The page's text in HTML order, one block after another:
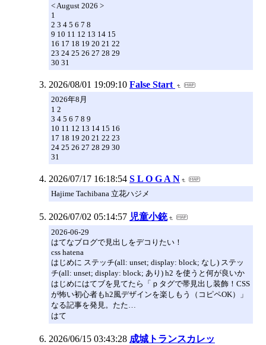
< August 2026 >
1
2 3 4 5 6 7 8
9 10 11 12 13 14 15
16 17 18 19 20 21 22
23 24 25 26 27 28 29
30 31
2026/08/01 19:09:10 False Start
2026年8月
1 2
3 4 5 6 7 8 9
10 11 12 13 14 15 16
17 18 19 20 21 22 23
24 25 26 27 28 29 30
31
2026/07/17 16:18:54 S L O G A N
Hajime Tachibana 立花ハジメ
2026/07/02 05:14:57 児童小銃
2026-06-29
はてなブログで見出しをデコりたい！
css hatena
はじめに ステッチ(all: unset; display: block; なし) ステッ
チ(all: unset; display: block; あり) h2 を使うと何が良いか
はじめにはてブを見てたら「ｐタグで帯見出し装飾！CSS
が怖い初心者もh2風デザインを楽しもう（コピペOK）」
なる記事を発見。たた…
はて
2026/06/15 03:43:28 成城トランスカレッ